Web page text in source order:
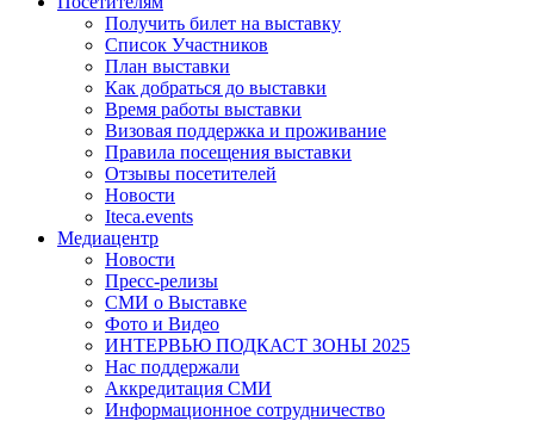
Получить билет на выставку
Список Участников
План выставки
Как добраться до выставки
Время работы выставки
Визовая поддержка и проживание
Правила посещения выставки
Отзывы посетителей
Новости
Iteca.events
Медиацентр
Новости
Пресс-релизы
СМИ о Выставке
Фото и Видео
ИНТЕРВЬЮ ПОДКАСТ ЗОНЫ 2025
Нас поддержали
Аккредитация СМИ
Информационное сотрудничество